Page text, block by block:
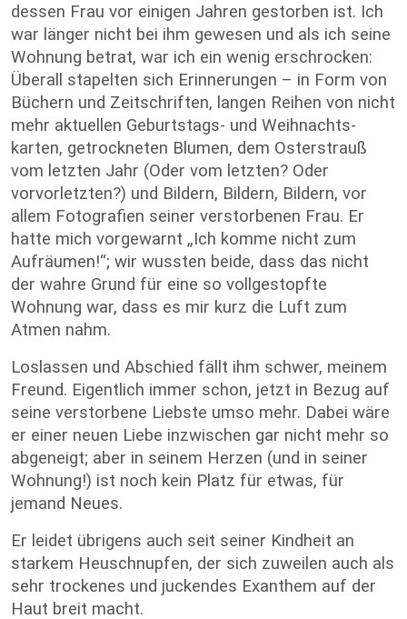
dessen Frau vor einigen Jahren gestorben ist. Ich
war länger nicht bei ihm gewesen und als ich seine
Wohnung betrat, war ich ein wenig erschrocken:
Überall stapelten sich Erinnerungen – in Form von
Büchern und Zeitschriften, langen Reihen von nicht
mehr aktuellen Geburtstags- und Weihnachts-
karten, getrockneten Blumen, dem Osterstrauß
vom letzten Jahr (Oder vom letzten? Oder
vorvorletzten?) und Bildern, Bildern, Bildern, vor
allem Fotografien seiner verstorbenen Frau. Er
hatte mich vorgewarnt „Ich komme nicht zum
Aufräumen!“; wir wussten beide, dass das nicht
der wahre Grund für eine so vollgestopfte
Wohnung war, dass es mir kurz die Luft zum
Atmen nahm.
Loslassen und Abschied fällt ihm schwer, meinem
Freund. Eigentlich immer schon, jetzt in Bezug auf
seine verstorbene Liebste umso mehr. Dabei wäre
er einer neuen Liebe inzwischen gar nicht mehr so
abgeneigt; aber in seinem Herzen (und in seiner
Wohnung!) ist noch kein Platz für etwas, für
jemand Neues.
Er leidet übrigens auch seit seiner Kindheit an
starkem Heuschnupfen, der sich zuweilen auch als
sehr trockenes und juckendes Exanthem auf der
Haut breit macht.